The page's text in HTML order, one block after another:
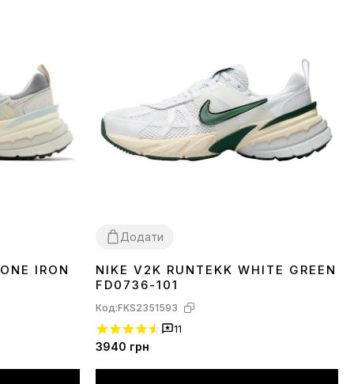
IRON
Додати
3637 39
NIKE V2K RUNTEKK WHITE GREEN
FD0736-101
Код:FKS2351593
11
3940 грн